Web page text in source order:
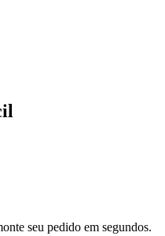
seu pedido em segundos.